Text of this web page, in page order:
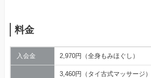
料金
入会金 2,970円（全身もみほぐし）
3,460円（タイ古式マッサージ）